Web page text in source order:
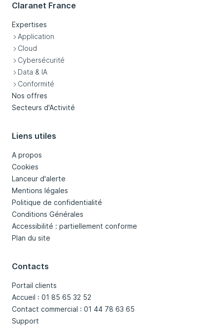
Claranet France
Expertises
Application
Cloud
Cybersécurité
Data & IA
Conformité
Nos offres
Secteurs d'Activité
Liens utiles
A propos
Cookies
Lanceur d'alerte
Mentions légales
Politique de confidentialité
Conditions Générales
Accessibilité : partiellement conforme
Plan du site
Contacts
Portail clients
Accueil : 01 85 65 32 52
Contact commercial : 01 44 78 63 65
Support